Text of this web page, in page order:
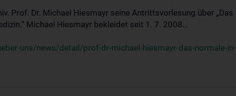
Prof. Dr. Michael Hiesmayr seine Antrittsvorlesung über „Das
Michael Hiesmayr bekleidet seit 1. 7. 2008...
uns/news/detail/prof-dr-michael-hiesmayr-das-normale-in-